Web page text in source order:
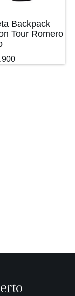
Backpack
Tour Romero